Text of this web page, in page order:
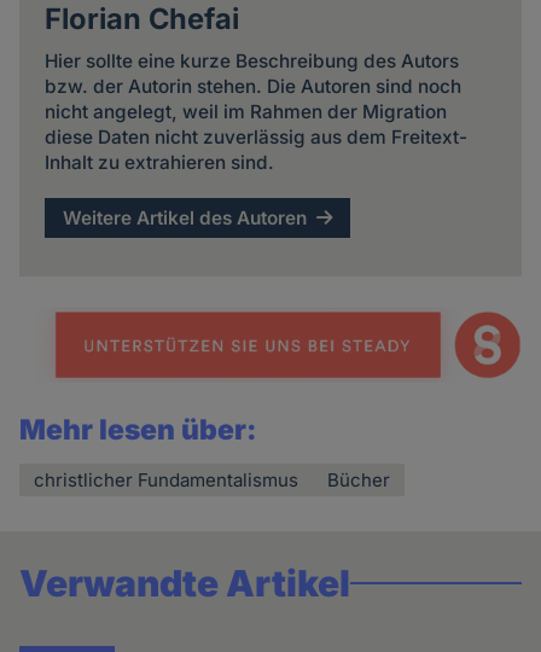
Florian Chefai
Hier sollte eine kurze Beschreibung des Autors
bzw. der Autorin stehen. Die Autoren sind noch
nicht angelegt, weil im Rahmen der Migration
diese Daten nicht zuverlässig aus dem Freitext-
Inhalt zu extrahieren sind.
Weitere Artikel des Autoren
Mehr lesen über:
christlicher Fundamentalismus Bücher
Verwandte Artikel